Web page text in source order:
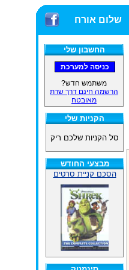
שלום אורח
החשבון שלי
משתמש חדש?
הרשמה חינם דרך שרת
מאובטח
הקניות שלי
סל הקניות שלכם ריק
מבצעי החודש
הסכם קניית סרטים